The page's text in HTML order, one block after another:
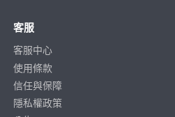
客服
客服中心
使用條款
信任與保障
隱私權政策